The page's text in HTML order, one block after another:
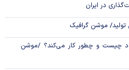
در ایران
تولید/ موشن گرافیک
چیست و چطور کار می‌کند؟ /موشن